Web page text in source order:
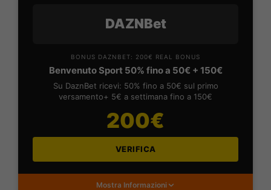
DAZNBet
BONUS DAZNBET: 200€ REAL BONUS
Benvenuto Sport 50% fino a 50€ + 150€
Su DaznBet ricevi: 50% fino a 50€ sul primo
versamento+ 5€ a settimana fino a 150€
200€
VERIFICA
Mostra Informazioni